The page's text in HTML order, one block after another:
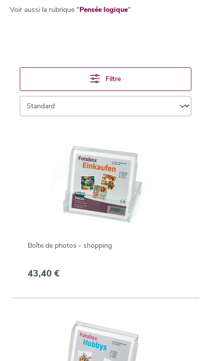
Voir aussi la rubrique "Pensée logique"
Filtre
Boîte de photos - shopping
43,40 €